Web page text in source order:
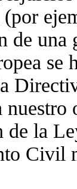
(por
de una
se
la
Civil